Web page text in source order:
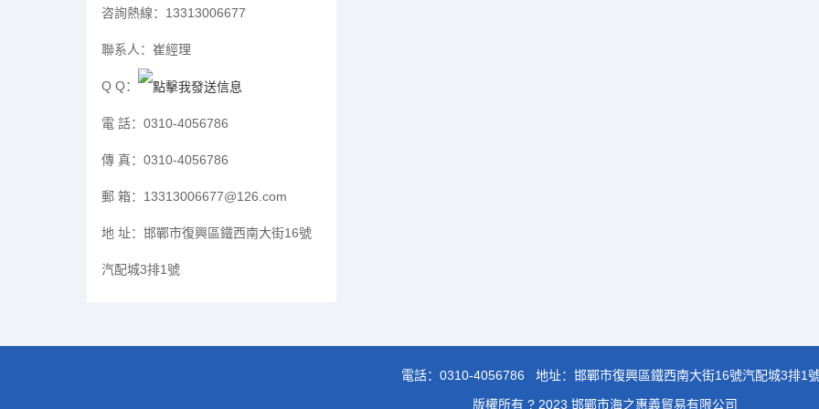
咨詢熱線： 13313006677
聯系人： 崔經理
Q Q：
電 話： 0310-4056786
傳 真： 0310-4056786
郵 箱： 13313006677@126.com
地 址： 邯鄲市復興區鐵西南大街16號
汽配城3排1號
電話： 0310-4056786
地址：邯鄲市復興區鐵西南大街16號汽配城3排1
版權所有 ? 2023 邯鄲市海之惠義貿易有限公司